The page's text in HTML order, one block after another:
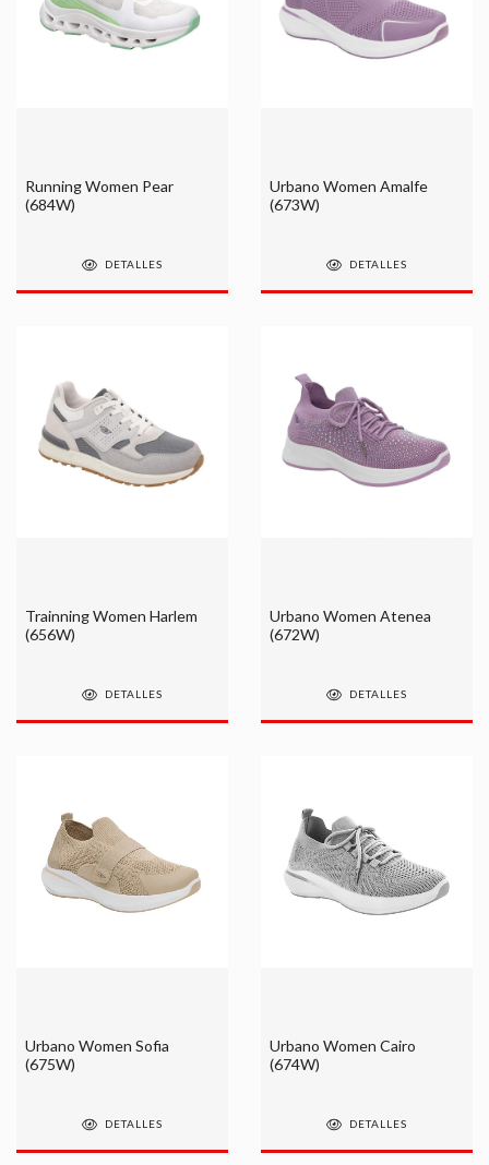
Running Women Pear
(684W)
DETALLES
Urbano Women Amalfe
(673W)
DETALLES
Trainning Women Harlem
(656W)
DETALLES
Urbano Women Atenea
(672W)
DETALLES
Urbano Women Sofia
(675W)
DETALLES
Urbano Women Cairo
(674W)
DETALLES